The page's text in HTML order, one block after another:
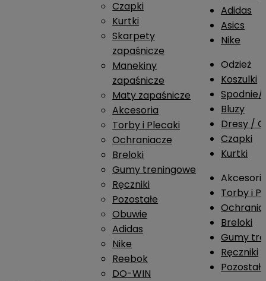
Czapki
Kurtki
Skarpety
zapaśnicze
Manekiny
zapaśnicze
Maty zapaśnicze
Akcesoria
Torby i Plecaki
Ochraniacze
Breloki
Gumy treningowe
Ręczniki
Pozostałe
Obuwie
Adidas
Nike
Reebok
DO-WIN
Adidas
Asics
Nike
Odzież
Koszulki
Spodnie/
Bluzy
Dresy /
Czapki
Kurtki
Torby i
Breloki
Gumy
Ręczniki